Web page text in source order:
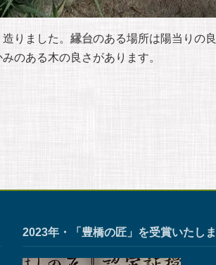
りました。 縁台のある場所は陽当りの
のある木の良さがあります。
2023年・「豊橋の匠」を受賞いたし